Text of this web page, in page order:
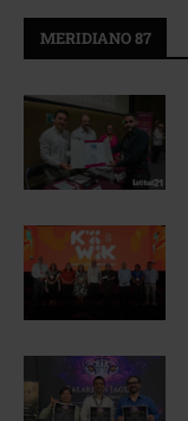
MERIDIANO 87